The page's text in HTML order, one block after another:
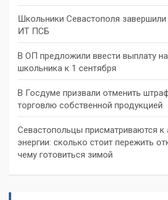
Школьники Севастополя
ИТ ПСБ
В ОП предложили ввести выплату
школьника к 1 сентября
В Госдуме призвали отменить
торговлю собственной продукцией
Севастопольцы присматриваются к
энергии: сколько стоит пережить
чему готовиться зимой